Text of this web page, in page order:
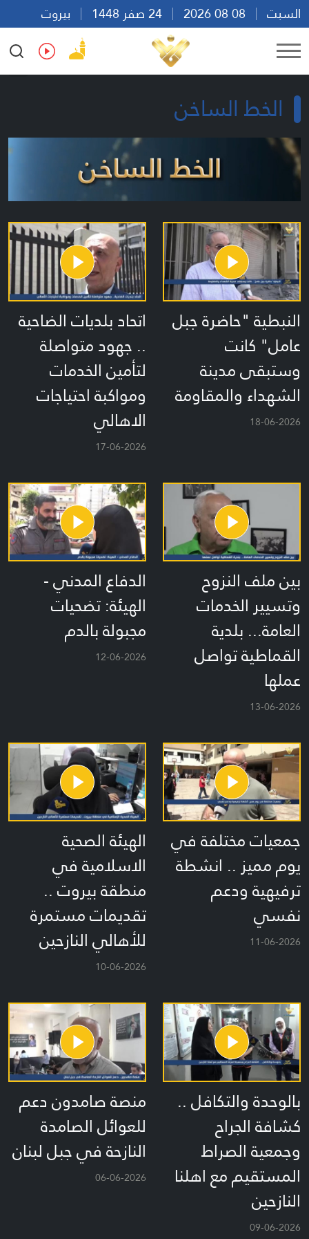
السبت
بيروت
20:15
Ar En Fr Es
الخط الساخن
النبطية "حاضرة جبل
عامل" كانت
وستبقى مدينة
الشهداء والمقاومة
18-06-2026
اتحاد بلديات الضاحية
.. جهود متواصلة
لتأمين الخدمات
ومواكبة احتياجات
الاهالي
17-06-2026
بين ملف النزوح
وتسيير الخدمات
العامة... بلدية
القماطية تواصل
عملها
13-06-2026
الدفاع المدني -
الهيئة: تضحيات
مجبولة بالدم
12-06-2026
جمعيات مختلفة في
يوم مميز .. انشطة
ترفيهية ودعم
نفسي
11-06-2026
الهيئة الصحية
الاسلامية في
منطقة بيروت ..
تقديمات مستمرة
للأهالي النازحين
10-06-2026
بالوحدة والتكافل ..
كشافة الجراح
وجمعية الصراط
المستقيم مع اهلنا
النازحين
09-06-2026
منصة صامدون دعم
للعوائل الصامدة
النازحة في جبل لبنان
06-06-2026